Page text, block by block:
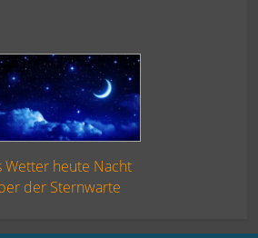
Wetter heute Nacht
der Sternwarte